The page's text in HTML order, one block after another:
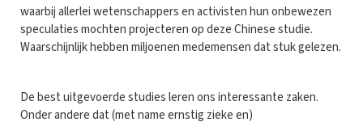
waarbij allerlei wetenschappers en activisten hun onbewezen
speculaties mochten projecteren op deze Chinese studie.
Waarschijnlijk hebben miljoenen medemensen dat stuk gelezen.
De best uitgevoerde studies leren ons interessante zaken.
Onder andere dat (met name ernstig zieke en)